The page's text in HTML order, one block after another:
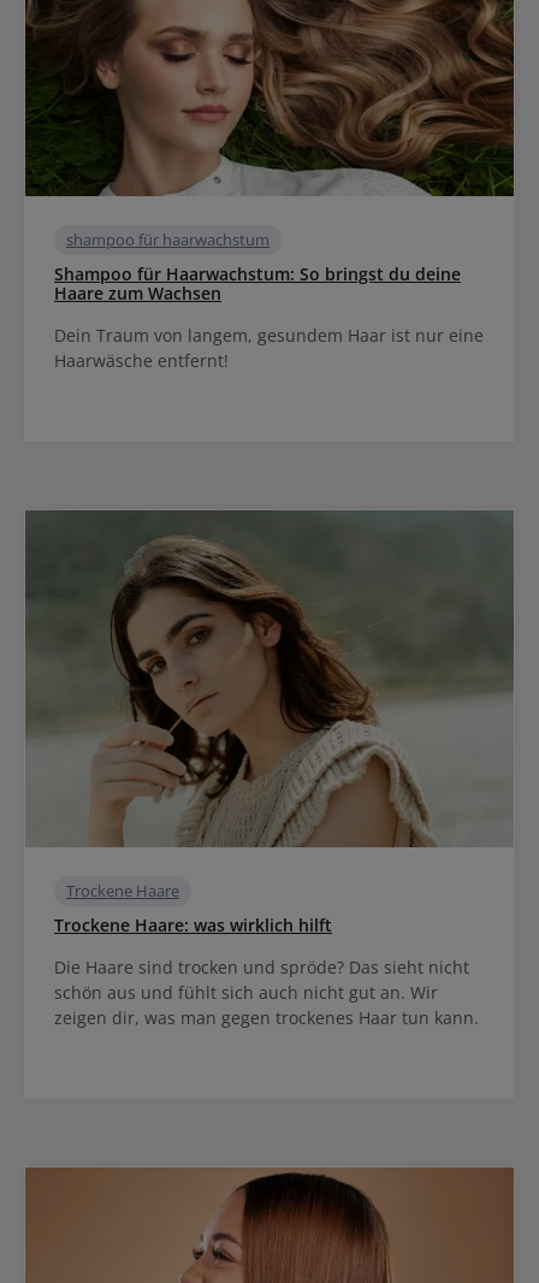
shampoo für haarwachstum
Shampoo für Haarwachstum: So bringst du deine
Haare zum Wachsen
Dein Traum von langem, gesundem Haar ist nur eine
Haarwäsche entfernt!
Trockene Haare
Trockene Haare: was wirklich hilft
Die Haare sind trocken und spröde? Das sieht nicht
schön aus und fühlt sich auch nicht gut an. Wir
zeigen dir, was man gegen trockenes Haar tun kann.